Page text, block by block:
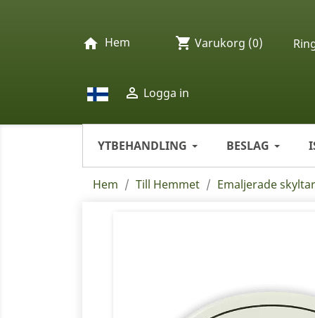
home Hem
 Logga in
shopping_cart Varukorg (0)
YTBEHANDLING BESLAG
Hem Till Hemmet Emaljerade skyltar